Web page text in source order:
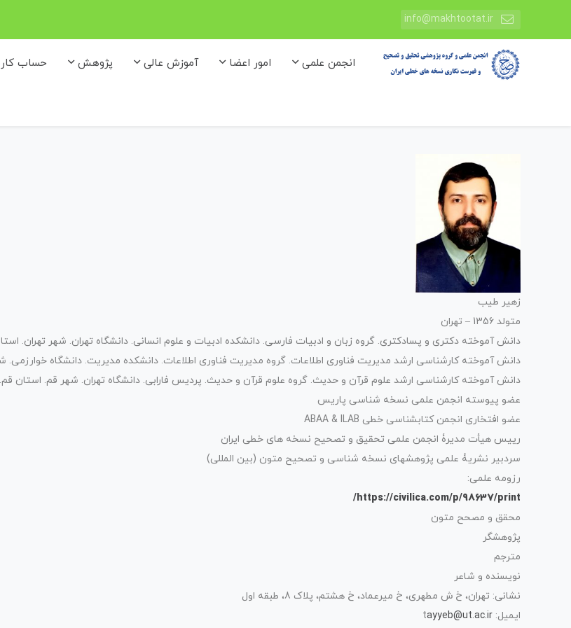
info@makhtootat.ir
انجمن علمی امور اعضا آموزش عالی پژوهش حساب
زهیر طیب
متولد 1356 – تهران
دانش آموخته دکتری و پسادکتری. گروه زبان و ادبیات فارسی. دانشکده ادبیات و علوم انسانی. دانشگاه تهران. شهر تهران.
دانش آموخته کارشناسی ارشد مدیریت فناوری اطلاعات. گروه مدیریت فناوری اطلاعات. دانشکده مدیریت. دانشگاه خوارزمی.
دانش آموخته کارشناسی ارشد علوم قرآن و حدیث. گروه علوم قرآن و حدیث. پردیس فارابی. دانشگاه تهران. شهر قم. استان قم.
عضو پیوسته انجمن علمی نسخه شناسی پاریس
عضو افتخاری انجمن کتابشناسی خطی ABAA & ILAB
رییس هیأت مدیرۀ انجمن علمی تحقیق و تصحیح نسخه های خطی ایران
سردبیر نشریۀ علمی پژوهشهای نسخه شناسی و تصحیح متون (بین المللی)
رزومه علمی:
https://civilica.com/p/98637/print/
محقق و مصحح متون
پژوهشگر
مترجم
نویسنده و شاعر
نشانی: تهران، خ ش مطهری، خ میرعماد، خ هشتم، پلاک 8، طبقه اول
ایمیل: t ayyeb@ut.ac.ir